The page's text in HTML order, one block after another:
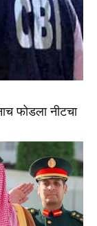
फोडला नीटचा